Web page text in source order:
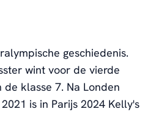
geschiedenis.
wint voor de vierde
klasse 7. Na Londen
is in Parijs 2024 Kelly's